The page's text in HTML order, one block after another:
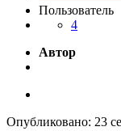
Пользователь
4
Автор
Опубликовано: 23